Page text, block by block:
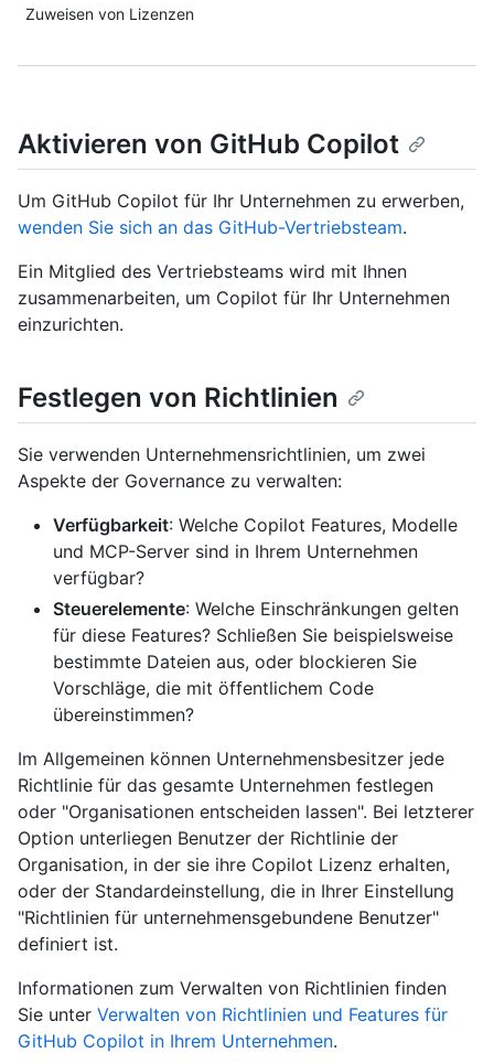
Zuweisen von Lizenzen
Aktivieren von GitHub Copilot
Um GitHub Copilot für Ihr Unternehmen zu erwerben,
wenden Sie sich an das GitHub-Vertriebsteam.
Ein Mitglied des Vertriebsteams wird mit Ihnen
zusammenarbeiten, um Copilot für Ihr Unternehmen
einzurichten.
Festlegen von Richtlinien
Sie verwenden Unternehmensrichtlinien, um zwei
Aspekte der Governance zu verwalten:
Verfügbarkeit: Welche Copilot Features, Modelle
und MCP-Server sind in Ihrem Unternehmen
verfügbar?
Steuerelemente: Welche Einschränkungen gelten
für diese Features? Schließen Sie beispielsweise
bestimmte Dateien aus, oder blockieren Sie
Vorschläge, die mit öffentlichem Code
übereinstimmen?
Im Allgemeinen können Unternehmensbesitzer jede
Richtlinie für das gesamte Unternehmen festlegen
oder "Organisationen entscheiden lassen". Bei letzterer
Option unterliegen Benutzer der Richtlinie der
Organisation, in der sie ihre Copilot Lizenz erhalten,
oder der Standardeinstellung, die in Ihrer Einstellung
"Richtlinien für unternehmensgebundene Benutzer"
definiert ist.
Informationen zum Verwalten von Richtlinien finden
Sie unter Verwalten von Richtlinien und Features für
GitHub Copilot in Ihrem Unternehmen.